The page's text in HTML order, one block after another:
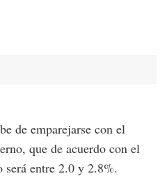
de emparejarse con el
que de acuerdo con el
será entre 2.0 y 2.8%.